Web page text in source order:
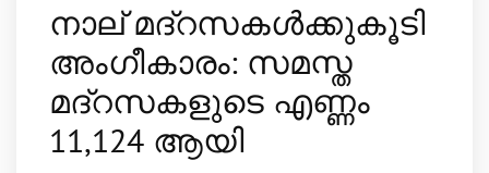
നാല് മദ്‌റസകൾക്കുകൂടി
അംഗീകാരം: സമസ്ത
മദ്‌റസകളുടെ എണ്ണം
11,124 ആയി